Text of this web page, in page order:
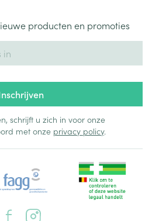
producten en promoties
schrijft u zich in voor onze
met onze privacy policy.